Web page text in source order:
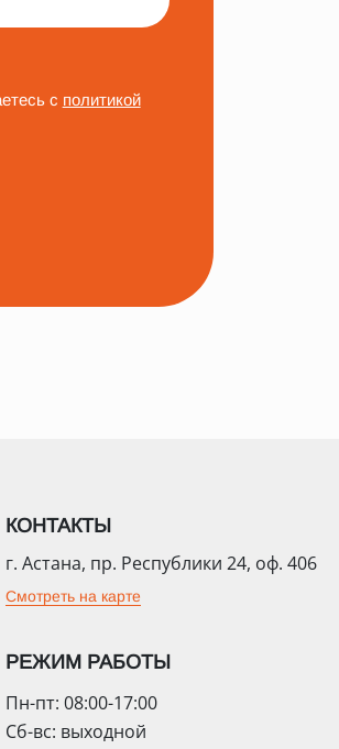
с политикой
КОНТАКТЫ
г. Астана, пр. Республики 24, оф. 406
Смотреть на карте
РЕЖИМ РАБОТЫ
Пн-пт: 08:00-17:00
Сб-вс: выходной